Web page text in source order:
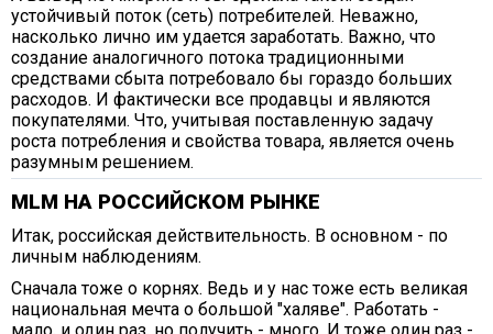
устойчивый поток (сеть) потребителей. Неважно,
насколько лично им удается заработать. Важно, что
создание аналогичного потока традиционными
средствами сбыта потребовало бы гораздо больших
расходов. И фактически все продавцы и являются
покупателями. Что, учитывая поставленную задачу
роста потребления и свойства товара, является очень
разумным решением.
МLМ НА РОССИЙСКОМ РЫНКЕ
Итак, российская действительность. В основном - по
личным наблюдениям.
Сначала тоже о корнях. Ведь и у нас тоже есть великая
национальная мечта о большой "халяве". Работать -